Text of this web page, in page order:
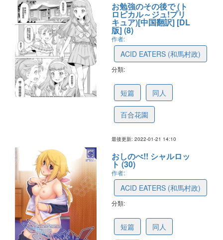
お勉強のその後で (ト
ロピカル～ジュ!プリ
キュア)[中国翻訳] [DL
版] (8)
作者:
ACID EATERS (和馬村政)
分類:
短篇 同人
百合花園
最後更新: 2022-01-21 14:10
おしのべ!! シャルロッ
ト (30)
作者:
ACID EATERS (和馬村政)
分類:
短篇 同人